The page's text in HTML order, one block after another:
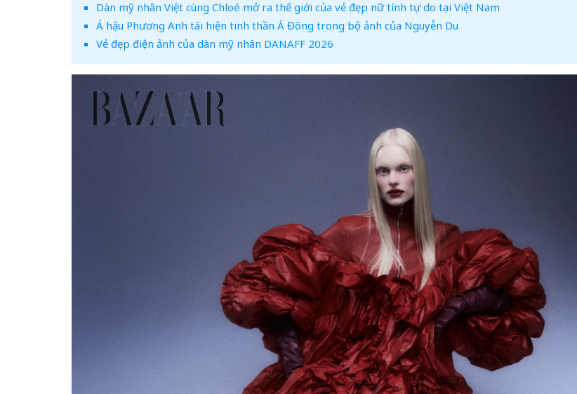
Dàn mỹ nhân Việt cùng Chloé mở ra thế giới của vẻ đẹp nữ tính tự do tại Việt Nam
Á hậu Phương Anh tái hiện tinh thần Á Đông trong bộ ảnh của Nguyễn Du
Vẻ đẹp điện ảnh của dàn mỹ nhân DANAFF 2026